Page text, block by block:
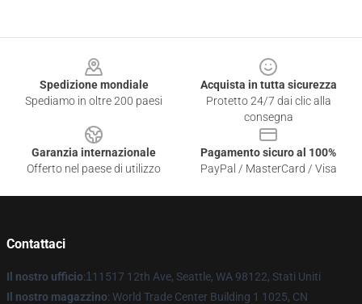
Spedizione mondiale
Spediamo in oltre 200 paesi
Acquista in tutta sicurezza
Protetto 24/7 dai clic alla
consegna
Garanzia internazionale
Offerto nel paese di utilizzo
Pagamento sicuro al 100%
PayPal / MasterCard / Visa
Contattaci
Il nostro ufficio:1 11517 12th Ave, Seattle, WA 98122, Stati Uniti
Il nostro magazzino: World Trade Center Building 1 1025, CN